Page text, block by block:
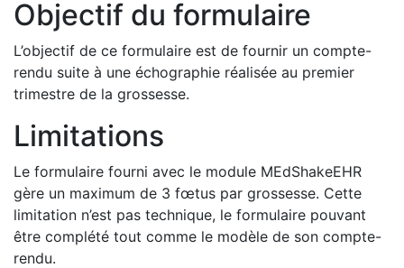
Objectif du formulaire
L’objectif de ce formulaire est de fournir un compte-
rendu suite à une échographie réalisée au premier
trimestre de la grossesse.
Limitations
Le formulaire fourni avec le module MEdShakeEHR
gère un maximum de 3 fœtus par grossesse. Cette
limitation n’est pas technique, le formulaire pouvant
être complété tout comme le modèle de son compte-
rendu.